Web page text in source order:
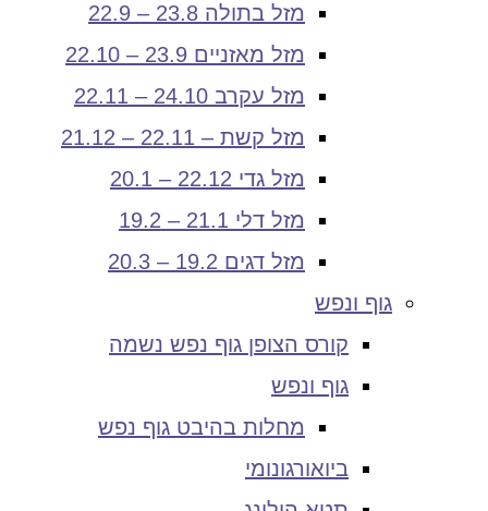
מזל בתולה 23.8 – 22.9
מזל מאזניים 23.9 – 22.10
מזל עקרב 24.10 – 22.11
מזל קשת – 22.11 – 21.12
מזל גדי 22.12 – 20.1
מזל דלי 21.1 – 19.2
מזל דגים 19.2 – 20.3
גוף ונפש
קורס הצופן גוף נפש נשמה
גוף ונפש
מחלות בהיבט גוף נפש
ביואורגונומי